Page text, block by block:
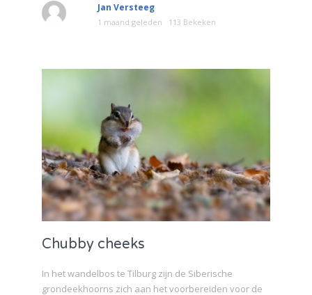
Jan Versteeg
1 maand geleden 113 Bekeken
Chubby cheeks
In het wandelbos te Tilburg zijn de Siberische
grondeekhoorns zich aan het voorbereiden voor de